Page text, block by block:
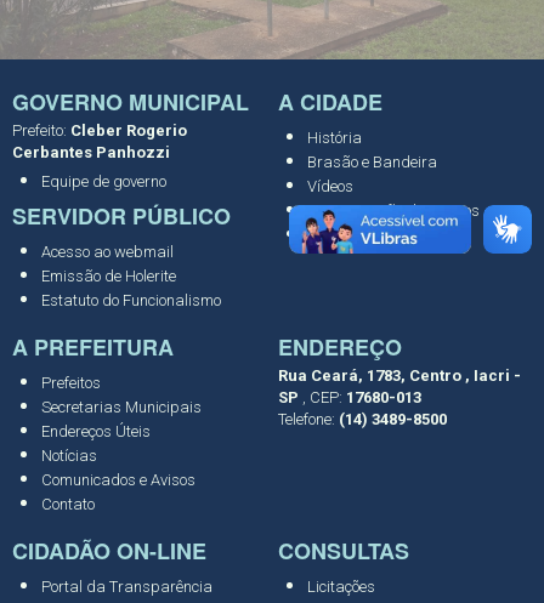
GOVERNO MUNICIPAL
Prefeito: Cleber Rogerio
Cerbantes Panhozzi
Equipe de governo
SERVIDOR PÚBLICO
Acesso ao webmail
Emissão de Holerite
Estatuto do Funcionalismo
A CIDADE
História
Brasão e Bandeira
Vídeos
Programação de Eventos
Portal Meu Município
A PREFEITURA
Prefeitos
Secretarias Municipais
Endereços Úteis
Notícias
Comunicados e Avisos
Contato
ENDEREÇO
Rua Ceará, 1783, Centro , Iacri -
SP , CEP: 17680-013
Telefone: (14) 3489-8500
CIDADÃO ON-LINE
Portal da Transparência
CONSULTAS
Licitações